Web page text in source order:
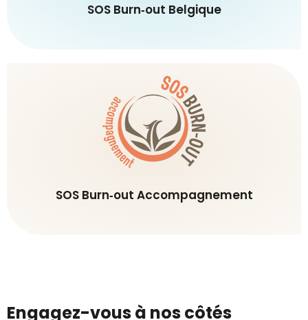
SOS Burn‑out Belgique
SOS Burn‑out Accompagnement
Un lieu d’accueil et d’accompagnement
pour les personnes en burn‑out.
Explorer
Engagez-vous à nos côtés